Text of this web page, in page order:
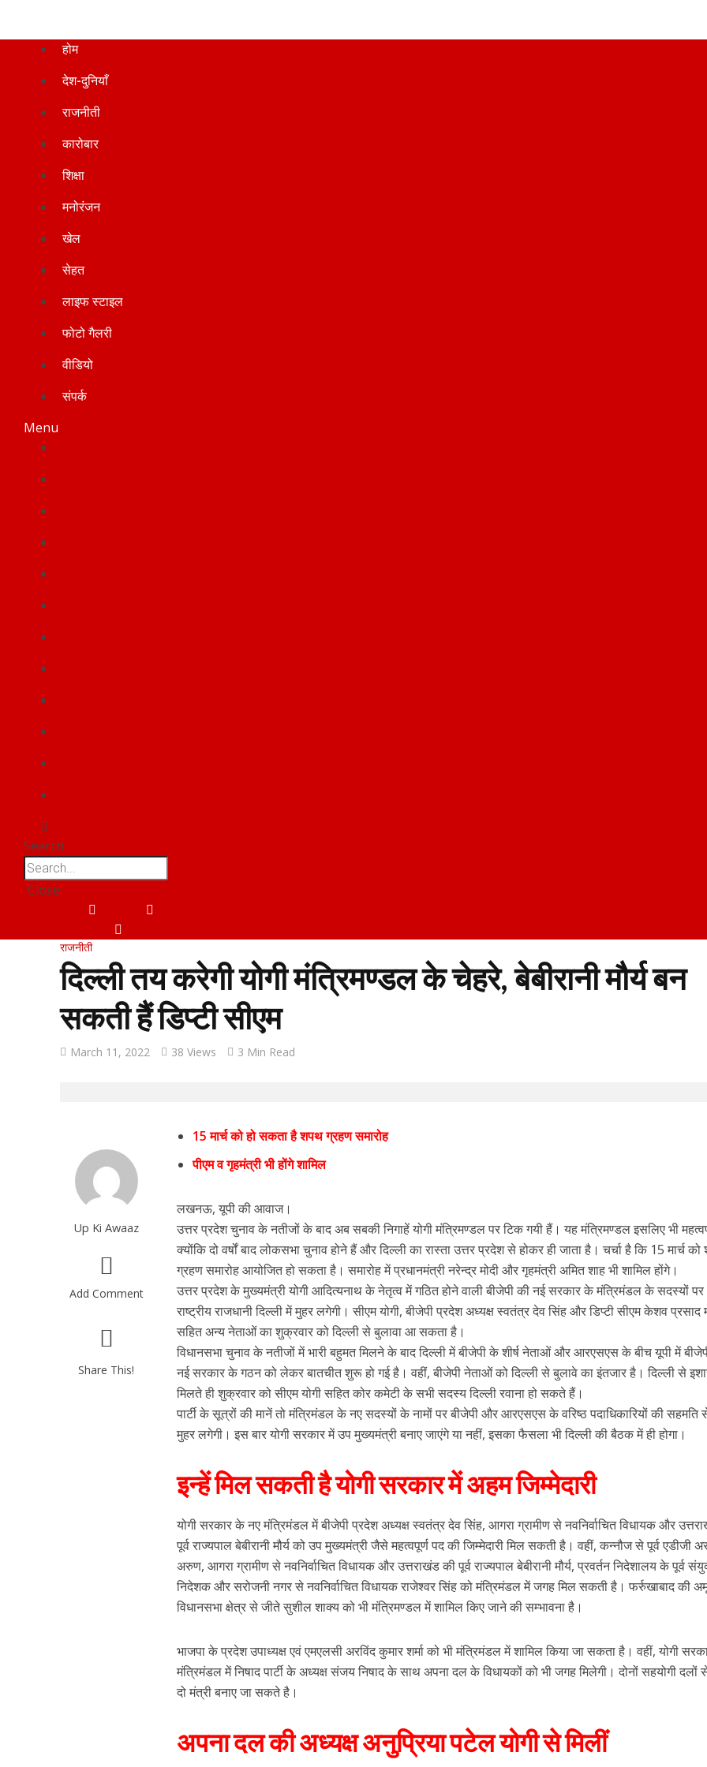
होम
देश-दुनियाँ
राजनीती
कारोबार
शिक्षा
मनोरंजन
खेल
सेहत
लाइफ स्टाइल
फोटो गैलरी
वीडियो
संपर्क
Menu
Search
Close
राजनीती
दिल्ली तय करेगी योगी मंत्रिमण्डल के चेहरे, बेबीरानी मौर्य बन
सकती हैं डिप्टी सीएम
March 11, 2022 38 Views 3 Min Read
Up Ki Awaaz
Add Comment
Share This!
15 मार्च को हो सकता है शपथ ग्रहण समारोह
पीएम व गृहमंत्री भी होंगे शामिल
लखनऊ, यूपी की आवाज।
उत्तर प्रदेश चुनाव के नतीजों के बाद अब सबकी निगाहें योगी मंत्रिमण्डल पर टिक गयी हैं। यह मंत्रिमण्डल इसलिए भी
क्योंकि दो वर्षों बाद लोकसभा चुनाव होने हैं और दिल्ली का रास्ता उत्तर प्रदेश से होकर ही जाता है। चर्चा है कि 15 मार्च
ग्रहण समारोह आयोजित हो सकता है। समारोह में प्रधानमंत्री नरेन्द्र मोदी और गृहमंत्री अमित शाह भी शामिल होंगे।
उत्तर प्रदेश के मुख्यमंत्री योगी आदित्यनाथ के नेतृत्व में गठित होने वाली बीजेपी की नई सरकार के मंत्रिमंडल के सदस्यों पर
राष्ट्रीय राजधानी दिल्ली में मुहर लगेगी। सीएम योगी, बीजेपी प्रदेश अध्यक्ष स्वतंत्र देव सिंह और डिप्टी सीएम केशव प्रसाद
सहित अन्य नेताओं का शुक्रवार को दिल्ली से बुलावा आ सकता है।
विधानसभा चुनाव के नतीजों में भारी बहुमत मिलने के बाद दिल्ली में बीजेपी के शीर्ष नेताओं और आरएसएस के बीच यूपी में
नई सरकार के गठन को लेकर बातचीत शुरू हो गई है। वहीं, बीजेपी नेताओं को दिल्ली से बुलावे का इंतजार है। दिल्ली से
मिलते ही शुक्रवार को सीएम योगी सहित कोर कमेटी के सभी सदस्य दिल्ली रवाना हो सकते हैं।
पार्टी के सूत्रों की मानें तो मंत्रिमंडल के नए सदस्यों के नामों पर बीजेपी और आरएसएस के वरिष्ठ पदाधिकारियों की सहमति
मुहर लगेगी। इस बार योगी सरकार में उप मुख्यमंत्री बनाए जाएंगे या नहीं, इसका फैसला भी दिल्ली की बैठक में ही होगा।
इन्हें मिल सकती है योगी सरकार में अहम जिम्मेदारी
योगी सरकार के नए मंत्रिमंडल में बीजेपी प्रदेश अध्यक्ष स्वतंत्र देव सिंह, आगरा ग्रामीण से नवनिर्वाचित विधायक और
पूर्व राज्यपाल बेबीरानी मौर्य को उप मुख्यमंत्री जैसे महत्वपूर्ण पद की जिम्मेदारी मिल सकती है। वहीं, कन्नौज से पूर्व एडीजी
अरुण, आगरा ग्रामीण से नवनिर्वाचित विधायक और उत्तराखंड की पूर्व राज्यपाल बेबीरानी मौर्य, प्रवर्तन निदेशालय के पूर्व
निदेशक और सरोजनी नगर से नवनिर्वाचित विधायक राजेश्वर सिंह को मंत्रिमंडल में जगह मिल सकती है। फर्रुखाबाद की
विधानसभा क्षेत्र से जीते सुशील शाक्य को भी मंत्रिमण्डल में शामिल किए जाने की सम्भावना है।
भाजपा के प्रदेश उपाध्यक्ष एवं एमएलसी अरविंद कुमार शर्मा को भी मंत्रिमंडल में शामिल किया जा सकता है। वहीं, योगी
मंत्रिमंडल में निषाद पार्टी के अध्यक्ष संजय निषाद के साथ अपना दल के विधायकों को भी जगह मिलेगी। दोनों सहयोगी
दो मंत्री बनाए जा सकते है।
अपना दल की अध्यक्ष अनुप्रिया पटेल योगी से मिलीं